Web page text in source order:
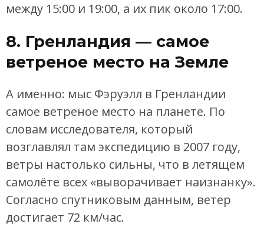
между 15:00 и 19:00, а их пик около 17:00.
8. Гренландия — самое
ветреное место на Земле
А именно: мыс Фэруэлл в Гренландии
самое ветреное место на планете. По
словам исследователя, который
возглавлял там экспедицию в 2007 году,
ветры настолько сильны, что в летящем
самолёте всех «выворачивает наизнанку».
Согласно спутниковым данным, ветер
достигает 72 км/час.